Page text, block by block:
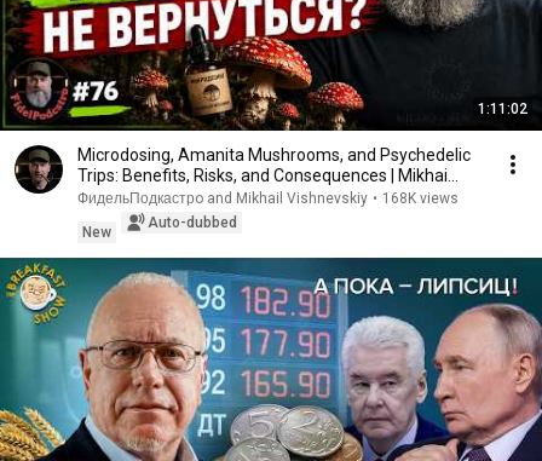
1:11:02
Microdosing, Amanita Mushrooms, and Psychedelic
Trips: Benefits, Risks, and Consequences | Mikhai...
ФидельПодкастрo and Mikhail Vishnevskiy • 168K views
New
Auto-dubbed